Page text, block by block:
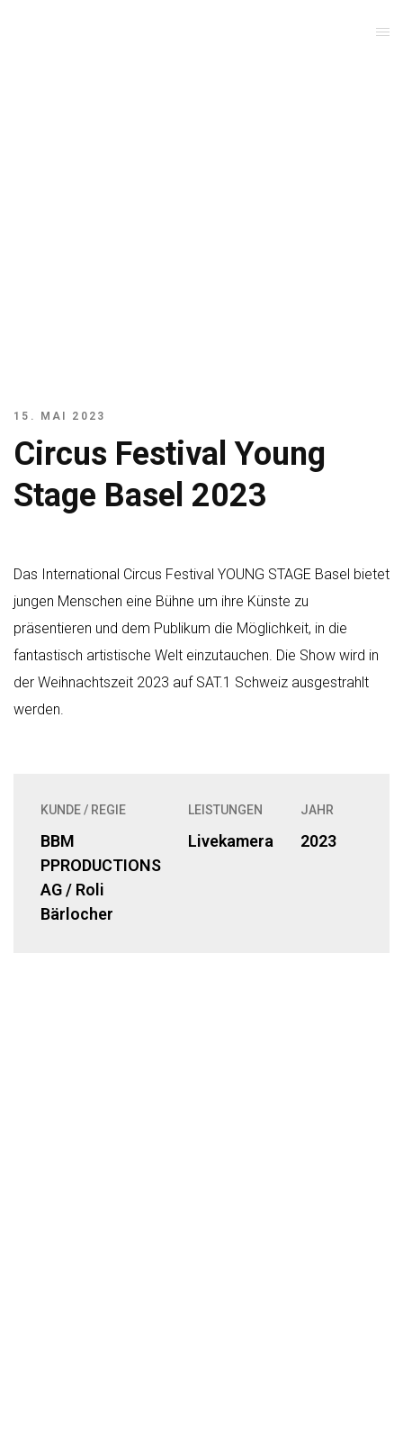
15. MAI 2023
Circus Festival Young
Stage Basel 2023
Das International Circus Festival YOUNG STAGE Basel bietet
jungen Menschen eine Bühne um ihre Künste zu
präsentieren und dem Publikum die Möglichkeit, in die
fantastisch artistische Welt einzutauchen. Die Show wird in
der Weihnachtszeit 2023 auf SAT.1 Schweiz ausgestrahlt
werden.
KUNDE / REGIE
BBM
PPRODUCTIONS
AG / Roli
Bärlocher
LEISTUNGEN
Livekamera
JAHR
2023